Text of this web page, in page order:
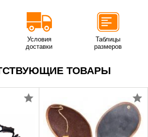
Условия
доставки
Таблицы
размеров
ТОВАРЫ